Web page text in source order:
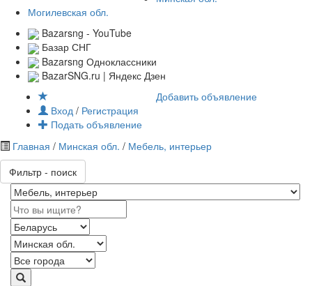
Могилевская обл.
Bazarsng - YouTube
Базар СНГ
Bazarsng Одноклассники
BazarSNG.ru | Яндекс Дзен
Вход / Регистрация
Подать объявление
Добавить объявление
Главная / Минская обл. / Мебель, интерьер
Фильтр - поиск